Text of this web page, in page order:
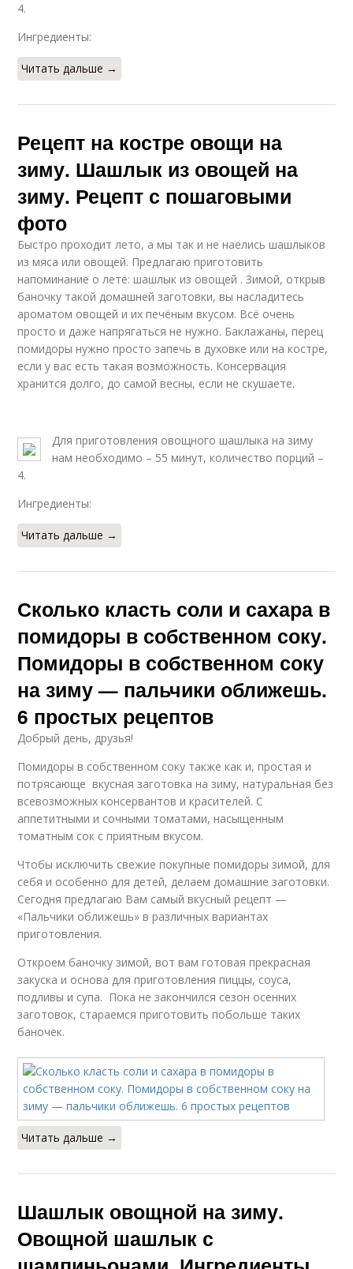
4.
Ингредиенты:
Читать дальше →
Рецепт на костре овощи на
зиму. Шашлык из овощей на
зиму. Рецепт с пошаговыми
фото
Быстро проходит лето, а мы так и не наелись шашлыков
из мяса или овощей. Предлагаю приготовить
напоминание о лете: шашлык из овощей . Зимой, открыв
баночку такой домашней заготовки, вы насладитесь
ароматом овощей и их печёным вкусом. Всё очень
просто и даже напрягаться не нужно. Баклажаны, перец
помидоры нужно просто запечь в духовке или на костре,
если у вас есть такая возможность. Консервация
хранится долго, до самой весны, если не скушаете.
Для приготовления овощного шашлыка на зиму
нам необходимо – 55 минут, количество порций –
4.
Ингредиенты:
Читать дальше →
Сколько класть соли и сахара в
помидоры в собственном соку.
Помидоры в собственном соку
на зиму — пальчики оближешь.
6 простых рецептов
Добрый день, друзья!
Помидоры в собственном соку также как и, простая и
потрясающе вкусная заготовка на зиму, натуральная без
всевозможных консервантов и красителей. С
аппетитными и сочными томатами, насыщенным
томатным сок с приятным вкусом.
Чтобы исключить свежие покупные помидоры зимой, для
себя и особенно для детей, делаем домашние заготовки.
Сегодня предлагаю Вам самый вкусный рецепт —
«Пальчики оближешь» в различных вариантах
приготовления.
Откроем баночку зимой, вот вам готовая прекрасная
закуска и основа для приготовления пиццы, соуса,
подливы и супа. Пока не закончился сезон осенних
заготовок, стараемся приготовить побольше таких
баночек.
Читать дальше →
Шашлык овощной на зиму.
Овощной шашлык с